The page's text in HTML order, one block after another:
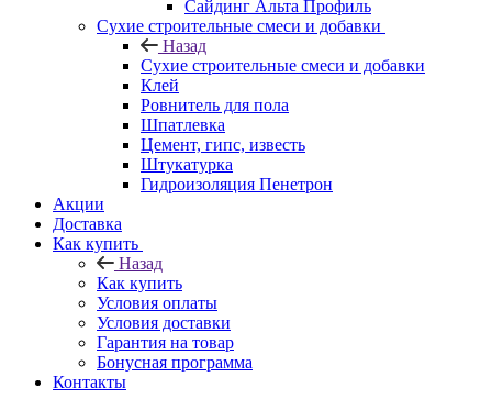
Сайдинг Альта Профиль
Сухие строительные смеси и добавки
Назад
Сухие строительные смеси и добавки
Клей
Ровнитель для пола
Шпатлевка
Цемент, гипс, известь
Штукатурка
Гидроизоляция Пенетрон
Акции
Доставка
Как купить
Назад
Как купить
Условия оплаты
Условия доставки
Гарантия на товар
Бонусная программа
Контакты